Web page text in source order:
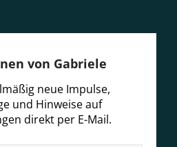
von Gabriele
neue Impulse,
und Hinweise auf
direkt per E-Mail.